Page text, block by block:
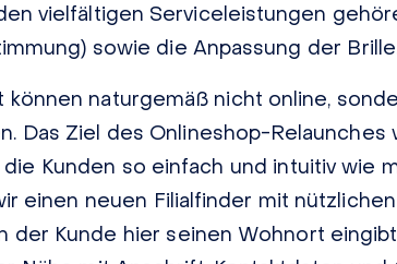
vielfältigen Serviceleistungen
sowie die Anpassung der
naturgemäß nicht online,
Das Ziel des Onlineshop-Relaunches
Kunden so einfach und intuitiv wie
einen neuen Filialfinder mit
der Kunde hier seinen Wohnort